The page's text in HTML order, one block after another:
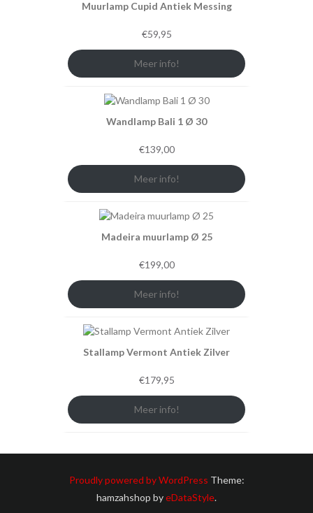
Muurlamp Cupid Antiek Messing
€59,95
Meer info!
Wandlamp Bali 1 Ø 30
€139,00
Meer info!
Madeira muurlamp Ø 25
€199,00
Meer info!
Stallamp Vermont Antiek Zilver
€179,95
Meer info!
Proudly powered by WordPress
hamzahshop byeDataStyle.